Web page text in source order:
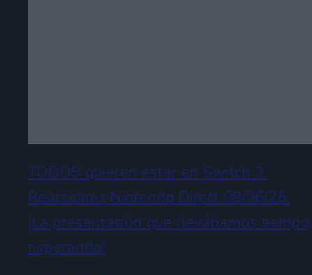
TODOS quieren estar en Switch 2.
Reacciones Nintendo Direct 09/06/26.
¡La presentación que llevábamos tiempo
esperando!